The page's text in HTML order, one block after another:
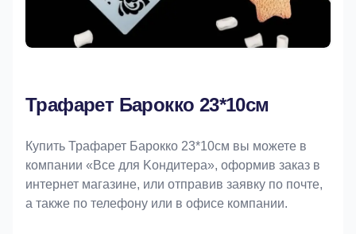
Трафарет Барокко 23*10см
Купить Трафарет Барокко 23*10см вы можете в
компании «Bce для Koндитeрa», оформив заказ в
интернет магазине, или отправив заявку по почте,
а также по телефону или в офисе компании.